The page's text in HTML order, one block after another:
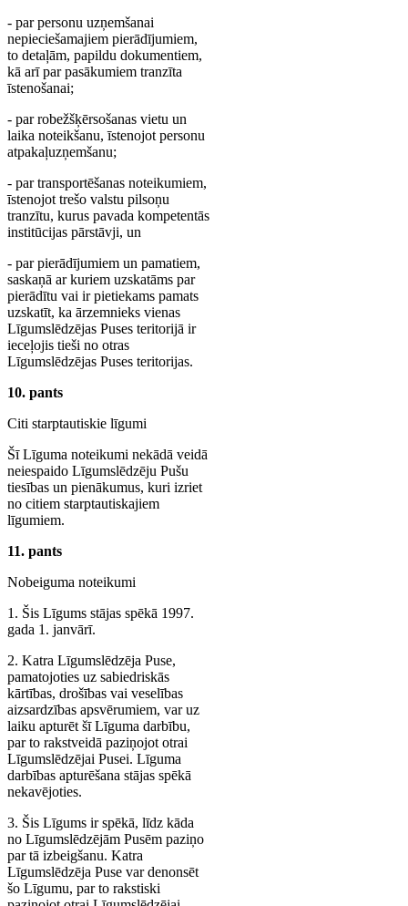
- par personu uzņemšanai
nepieciešamajiem pierādījumiem,
to detaļām, papildu dokumentiem,
kā arī par pasākumiem tranzīta
īstenošanai;
- par robežšķērsošanas vietu un
laika noteikšanu, īstenojot personu
atpakaļuzņemšanu;
- par transportēšanas noteikumiem,
īstenojot trešo valstu pilsoņu
tranzītu, kurus pavada kompetentās
institūcijas pārstāvji, un
- par pierādījumiem un pamatiem,
saskaņā ar kuriem uzskatāms par
pierādītu vai ir pietiekams pamats
uzskatīt, ka ārzemnieks vienas
Līgumslēdzējas Puses teritorijā ir
ieceļojis tieši no otras
Līgumslēdzējas Puses teritorijas.
10. pants
Citi starptautiskie līgumi
Šī Līguma noteikumi nekādā veidā
neiespaido Līgumslēdzēju Pušu
tiesības un pienākumus, kuri izriet
no citiem starptautiskajiem
līgumiem.
11. pants
Nobeiguma noteikumi
1. Šis Līgums stājas spēkā 1997.
gada 1. janvārī.
2. Katra Līgumslēdzēja Puse,
pamatojoties uz sabiedriskās
kārtības, drošības vai veselības
aizsardzības apsvērumiem, var uz
laiku apturēt šī Līguma darbību,
par to rakstveidā paziņojot otrai
Līgumslēdzējai Pusei. Līguma
darbības apturēšana stājas spēkā
nekavējoties.
3. Šis Līgums ir spēkā, līdz kāda
no Līgumslēdzējām Pusēm paziņo
par tā izbeigšanu. Katra
Līgumslēdzēja Puse var denonsēt
šo Līgumu, par to rakstiski